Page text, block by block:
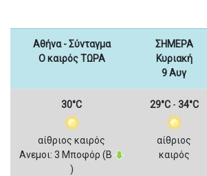
Αθήνα - Σύνταγμα
Ο καιρός ΤΩΡΑ
ΣΗΜΕΡΑ
Κυριακή
9 Αυγ
30°C
αίθριος καιρός
Ανεμοι: 3 Μποφόρ (Β
)
29°C- 34°C
αίθριος
καιρός